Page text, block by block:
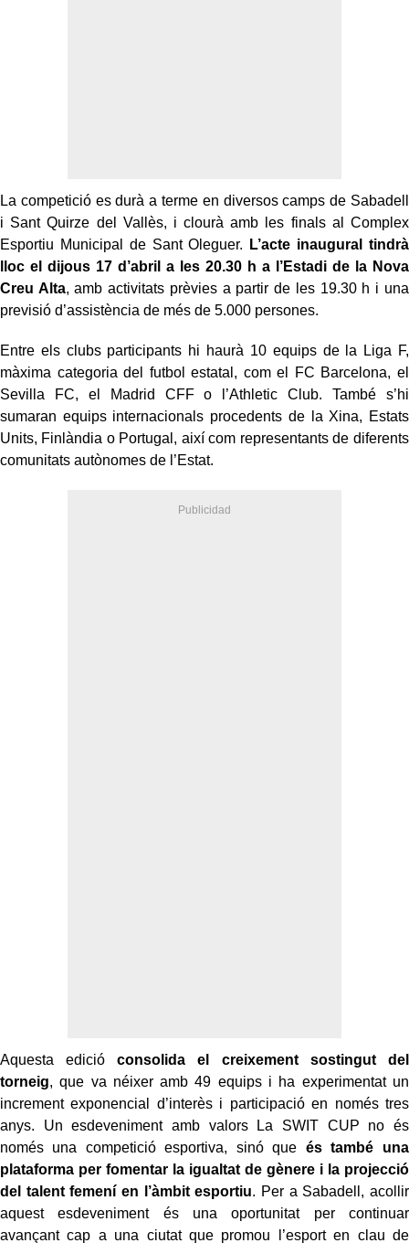
La competició es durà a terme en diversos camps de Sabadell
i Sant Quirze del Vallès, i clourà amb les finals al Complex
Esportiu Municipal de Sant Oleguer. L’acte inaugural tindrà
lloc el dijous 17 d’abril a les 20.30 h a l’Estadi de la Nova
Creu Alta, amb activitats prèvies a partir de les 19.30 h i una
previsió d’assistència de més de 5.000 persones.
Entre els clubs participants hi haurà 10 equips de la Liga F,
màxima categoria del futbol estatal, com el FC Barcelona, el
Sevilla FC, el Madrid CFF o l’Athletic Club. També s’hi
sumaran equips internacionals procedents de la Xina, Estats
Units, Finlàndia o Portugal, així com representants de diferents
comunitats autònomes de l’Estat.
Aquesta edicióconsolida el creixement sostingut del
torneig, que va néixer amb 49 equips i ha experimentat un
increment exponencial d’interès i participació en només tres
anys. Un esdeveniment amb valors La SWIT CUP no és
només una competició esportiva, sinó que és també una
plataforma per fomentar la igualtat de gènere i la projecció
del talent femení en l’àmbit esportiu. Per a Sabadell, acollir
aquest esdeveniment és una oportunitat per continuar
avançant cap a una ciutat que promou l’esport en clau de